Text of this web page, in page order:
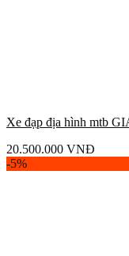
Xe đạp địa hình mtb
20.500.000 VNĐ
-5%